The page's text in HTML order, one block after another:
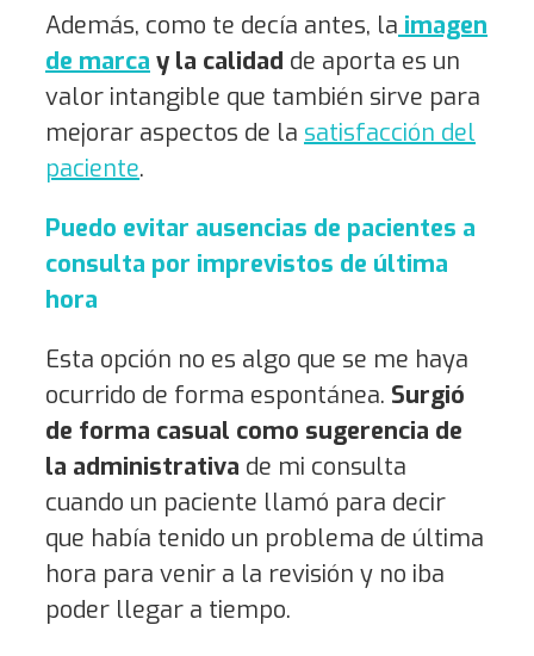
Además, como te decía antes, la imagen
de marca y la calidad de aporta es un
valor intangible que también sirve para
mejorar aspectos de la satisfacción del
paciente.
Puedo evitar ausencias de pacientes a
consulta por imprevistos de última
hora
Esta opción no es algo que se me haya
ocurrido de forma espontánea. Surgió
de forma casual como sugerencia de
la administrativa de mi consulta
cuando un paciente llamó para decir
que había tenido un problema de última
hora para venir a la revisión y no iba
poder llegar a tiempo.